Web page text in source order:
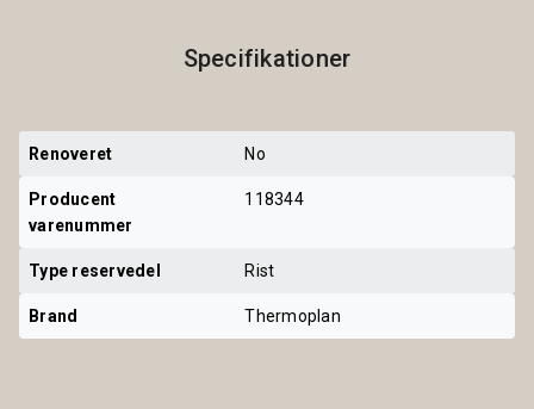
Specifikationer
Renoveret No
Producent
varenummer
118344
Type reservedel Rist
Brand Thermoplan